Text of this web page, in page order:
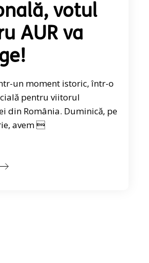
votul
AUR va
un moment istoric, într-o
pentru viitorul
din România. Duminică, pe
avem 